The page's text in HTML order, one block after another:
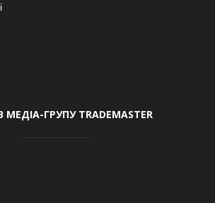
МЕДІА-ГРУПУ TRADEMASTER